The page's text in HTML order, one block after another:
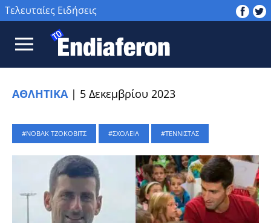
Τελευταίες Ειδήσεις
ΑΘΛΗΤΙΚΑ | 5 Δεκεμβρίου 2023
ΝΟΒΑΚ ΤΖΟΚΟΒΙΤΣ ΣΧΟΛΕΙΑ ΤΕΝΝΙΣΤΑΣ